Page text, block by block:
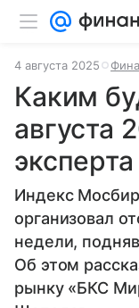
4 августа 2025
Каким
августа
эксперта
Индекс
организовал
недели,
Об этом
рынку «БКС